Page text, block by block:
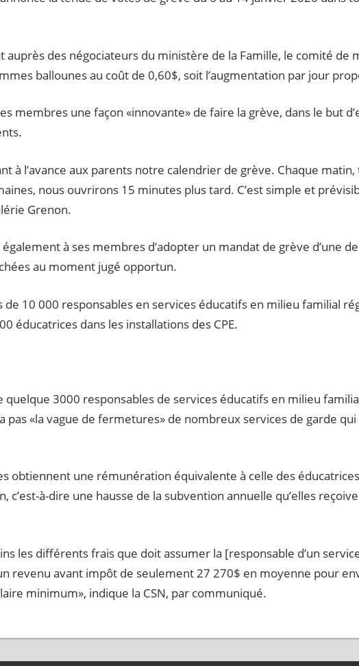
auprès des négociateurs du ministère de la Famille, le comité de
ballounes au coût de 0,60$, soit l’augmentation par jour
membres une façon «innovante» de faire la grève, dans le but
à l’avance aux parents notre calendrier de grève. Chaque matin,
nous ouvrirons 15 minutes plus tard. C’est simple et
Grenon.
également à ses membres d’adopter un mandat de grève d’une
au moment jugé opportun.
10 000 responsables en services éducatifs en milieu familial
éducatrices dans les installations des CPE.
quelque 3000 responsables de services éducatifs en milieu
pas «la vague de fermetures» de nombreux services de garde qui
obtiennent une rémunération équivalente à celle des
à-dire une hausse de la subvention annuelle qu’elles
les différents frais que doit assumer la [responsable d’un
revenu avant impôt de seulement 27 270$ en moyenne pour
minimum», indique la CSN, par communiqué.